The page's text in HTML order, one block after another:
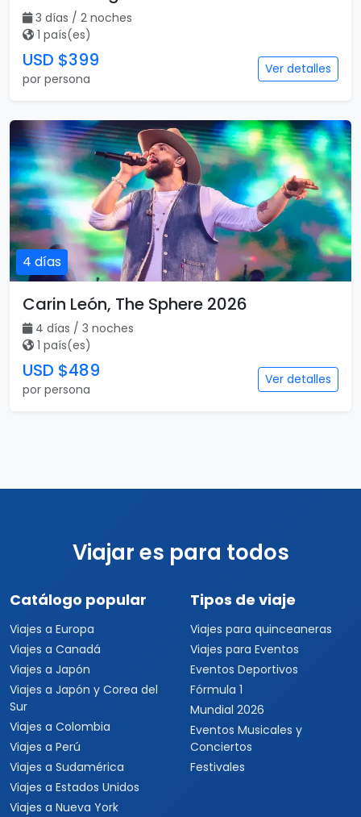
3 días / 2 noches
1 país(es)
USD $399
por persona
Ver detalles
4 días
Carin León, The Sphere 2026
4 días / 3 noches
1 país(es)
USD $489
por persona
Ver detalles
Viajar es para todos
Catálogo popular
Viajes a Europa
Viajes a Canadá
Viajes a Japón
Viajes a Japón y Corea del
Sur
Viajes a Colombia
Viajes a Perú
Viajes a Sudamérica
Viajes a Estados Unidos
Viajes a Nueva York
Tipos de viaje
Viajes para quinceaneras
Viajes para Eventos
Eventos Deportivos
Fórmula 1
Mundial 2026
Eventos Musicales y
Conciertos
Festivales